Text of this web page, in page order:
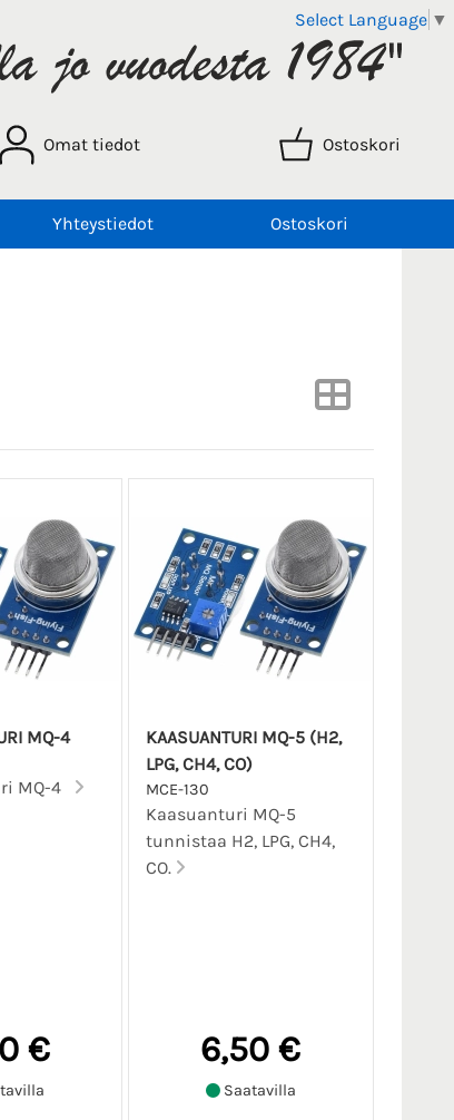
Select Language ▼
Omat tiedot Ostoskori
Yhteystiedot Ostoskori
MQ-4
MQ-4
€
KAASUANTURI MQ-5 (H2,
LPG, CH4, CO)
MCE-130
Kaasuanturi MQ-5
tunnistaa H2, LPG, CH4,
CO.
6,50 €
Saatavilla